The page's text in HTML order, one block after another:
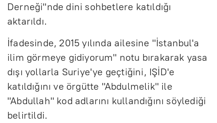
Derneği"nde dini sohbetlere katıldığı
aktarıldı.
İfadesinde, 2015 yılında ailesine "İstanbul'a
ilim görmeye gidiyorum" notu bırakarak yasa
dışı yollarla Suriye'ye geçtiğini, IŞİD'e
katıldığını ve örgütte "Abdulmelik" ile
"Abdullah" kod adlarını kullandığını söylediği
belirtildi.